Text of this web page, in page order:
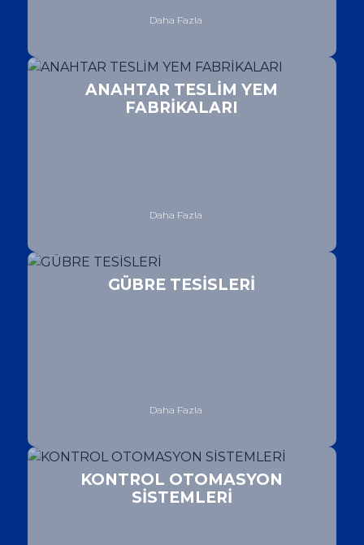
Daha Fazla
ANAHTAR TESLİM YEM
FABRİKALARI
Daha Fazla
GÜBRE TESİSLERİ
Daha Fazla
KONTROL OTOMASYON
SİSTEMLERİ